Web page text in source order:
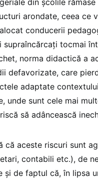
arondate, ceea ce
conducerii
tocmai
norma didactică a
defavorizate, care
adaptate
unde sunt cele mai
să adâncească
că aceste riscuri sunt
contabili etc.), de
și de faptul că, în lipsa